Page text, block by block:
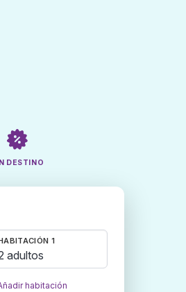
DESTINO
1
adultos
habitación